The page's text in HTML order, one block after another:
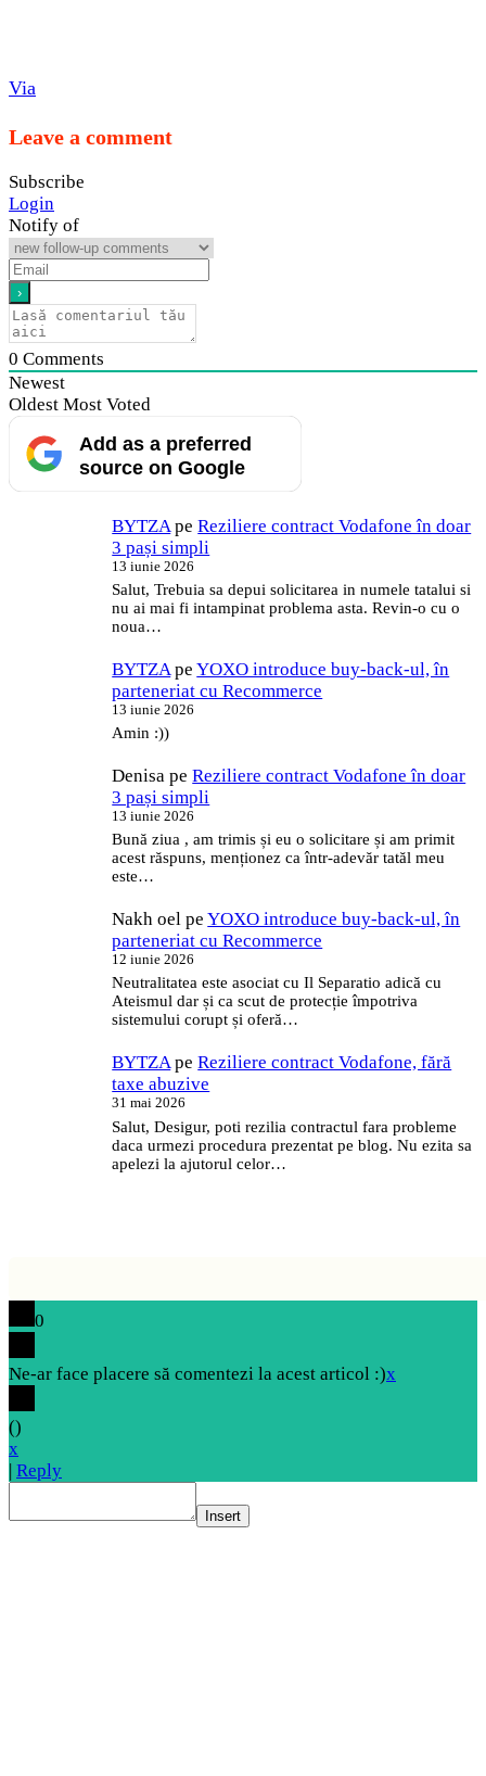
Via
Leave a comment
Subscribe
Login
Notify of
0 Comments
Newest
Oldest Most Voted
Add as a preferred
source on Google
BYTZA peReziliere contract Vodafone în doar
3 pași simpli
13 iunie 2026
Salut, Trebuia sa depui solicitarea in numele tatalui si
nu ai mai fi intampinat problema asta. Revin-o cu o
noua…
BYTZA peYOXO introduce buy-back-ul, în
parteneriat cu Recommerce
13 iunie 2026
Amin :))
Denisa peReziliere contract Vodafone în doar
3 pași simpli
13 iunie 2026
Bună ziua , am trimis și eu o solicitare și am primit
acest răspuns, menționez ca într-adevăr tatăl meu
este…
Nakh oel peYOXO introduce buy-back-ul, în
parteneriat cu Recommerce
12 iunie 2026
Neutralitatea este asociat cu Il Separatio adică cu
Ateismul dar și ca scut de protecție împotriva
sistemului corupt și oferă…
BYTZApeReziliere contract Vodafone, fără
taxe abuzive
31 mai 2026
Salut, Desigur, poti rezilia contractul fara probleme
daca urmezi procedura prezentat pe blog. Nu ezita sa
apelezi la ajutorul celor…
0
Ne-ar face placere să comentezi la acest articol :)x
()
x
Reply
Insert